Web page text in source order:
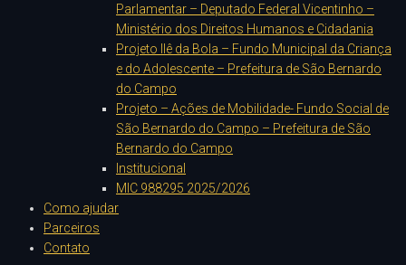
Parlamentar – Deputado Federal Vicentinho –
Ministério dos Direitos Humanos e Cidadania
Projeto Ilê da Bola – Fundo Municipal da Criança
e do Adolescente – Prefeitura de São Bernardo
do Campo
Projeto – Ações de Mobilidade- Fundo Social de
São Bernardo do Campo – Prefeitura de São
Bernardo do Campo
Institucional
MIC 988295 2025/2026
Como ajudar
Parceiros
Contato